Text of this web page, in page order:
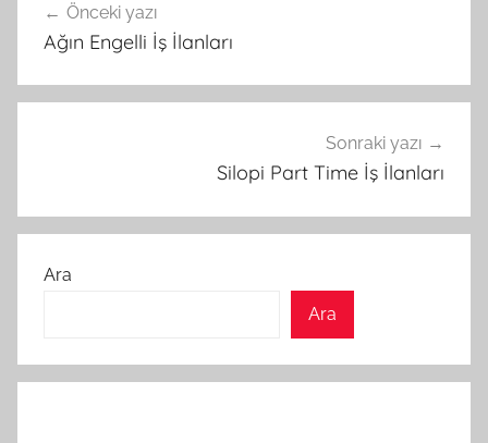
gezinmesi
Önceki yazı
Ağın Engelli İş İlanları
Sonraki yazı
Silopi Part Time İş İlanları
Ara
Ara